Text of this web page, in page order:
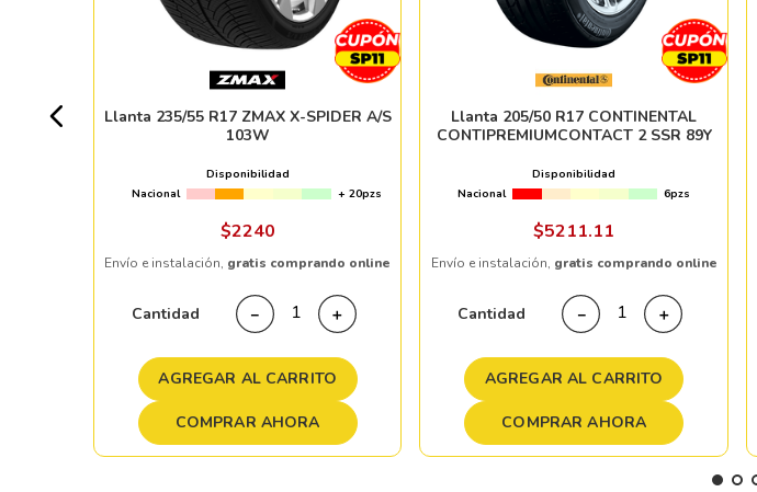
Llanta 235/55 R17 ZMAX X-SPIDER A/S
103W
Disponibilidad
Nacional
+ 20pzs
$2240
Envío e instalación, gratis comprando online
Cantidad ＋
－
AGREGAR AL CARRITO
COMPRAR AHORA
Llanta 205/50 R17 CONTINENTAL
CONTIPREMIUMCONTACT 2 SSR 89Y
Disponibilidad
Nacional
6pzs
$5211.11
Envío e instalación, gratis comprando online
Cantidad ＋
－
AGREGAR AL CARRITO
COMPRAR AHORA